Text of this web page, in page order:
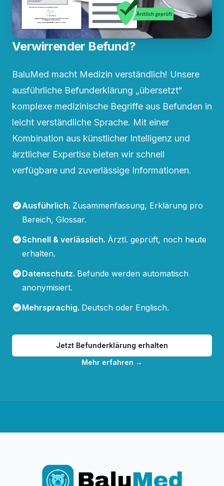
Verwirrender Befund?
BaluMed macht Medizin verständlich! Unsere
ausführliche Befunderklärung „übersetzt“
komplexe medizinische Begriffe aus Befunden in
leicht verständliche Sprache. Mit einer
Kombination aus künstlicher Intelligenz und
ärztlicher Expertise bieten wir schnell
verfügbare und zuverlässige Informationen.
Ausführlich. Zusammenfassung, Erklärung pro
Bereich, Glossar.
Schnell & verlässlich. Ärztl. geprüft, noch heute
erhalten.
Datenschutz. Befunde werden automatisch
anonymisiert.
Mehrsprachig. Deutsch oder Englisch.
Jetzt Befunderklärung erhalten
Mehr erfahren →